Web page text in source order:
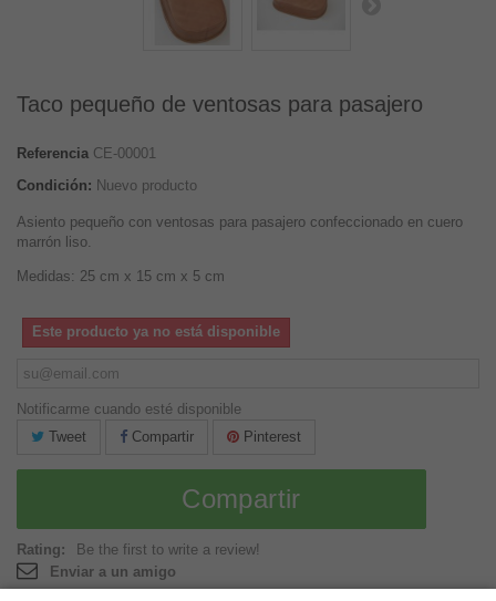
Taco pequeño de ventosas para pasajero
Referencia CE-00001
Condición: Nuevo producto
Asiento pequeño con ventosas para pasajero confeccionado en cuero
marrón liso.
Medidas: 25 cm x 15 cm x 5 cm
Este producto ya no está disponible
Notificarme cuando esté disponible
Tweet
Compartir Pinterest
Compartir
Rating:
Be the first to write a review!
Enviar a un amigo